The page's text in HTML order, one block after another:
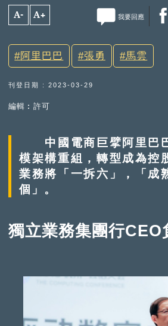
A- A+ 我要回應
阿里巴巴 張勇 馬雲
刊登日期 : 2023-03-29
編輯︰許可
中國電商巨擘阿里巴
模架構重組，轉型成為控
業務將「一拆六」，「成
個」。
獨立業務集團行CEO